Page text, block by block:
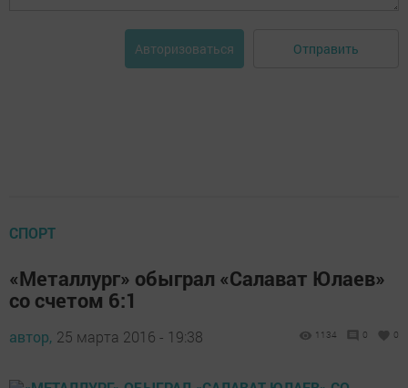
Авторизоваться Отправить
СПОРТ
«Металлург» обыграл «Салават Юлаев»
со счетом 6:1
автор, 25 марта 2016 - 19:38 1134 0 0